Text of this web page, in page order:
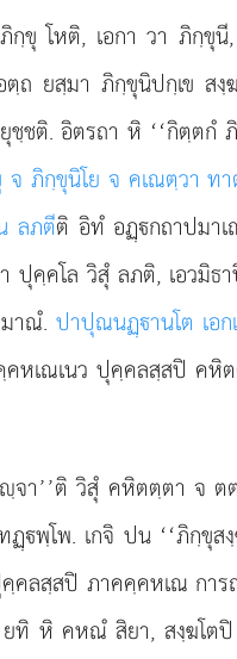
โหติ, เอกา วา ภิกฺขุนี
ตฺถ ยสฺมา ภิกฺขุนิปกฺเข สงฺ
ชติ. อิตรถา หิ ‘‘กิตฺตกํ
จ ภิกฺขุนิโย จ คเณตฺวา ท
ลภตีติ อิทํ อฏฺกถาปมา
คฺคโล วิสุํ ลภติ, เอวมิธ
มาณํ.ปาปุณนฏฺานโต เอก
คหเณเนว ปุคฺคลสฺสปิ คหิ
า’’ติ วิสุํ คหิตตฺตา จ ต
พฺโพ. เกจิ ปน ‘‘ภิกฺขุ
คลสฺสปิ ภาคคฺคหเณ การ
ทิ หิ คหณํ สิยา, สงฺฆโต